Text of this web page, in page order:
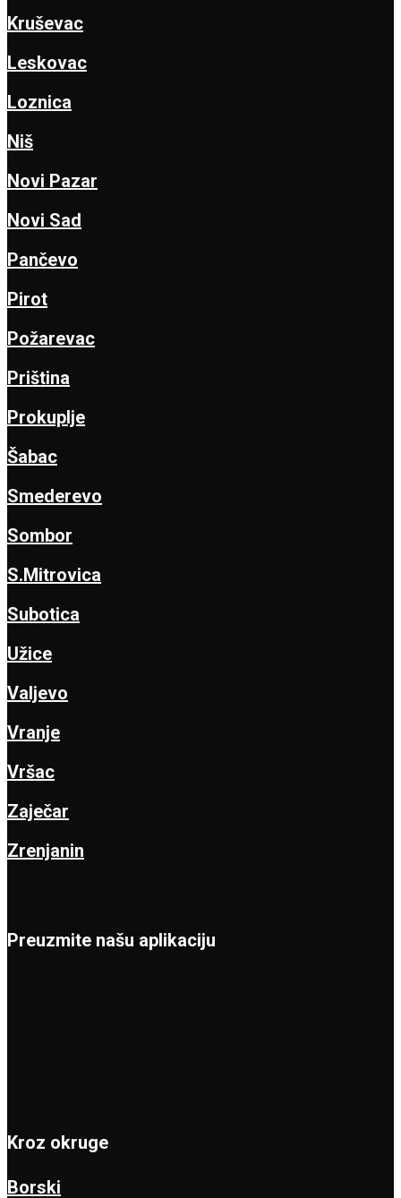
Kruševac
Leskovac
Loznica
Niš
Novi Pazar
Novi Sad
Pančevo
Pirot
Požarevac
Priština
Prokuplje
Šabac
Smederevo
Sombor
S.Mitrovica
Subotica
Užice
Valjevo
Vranje
Vršac
Zaječar
Zrenjanin
Preuzmite našu aplikaciju
Kroz okruge
Borski